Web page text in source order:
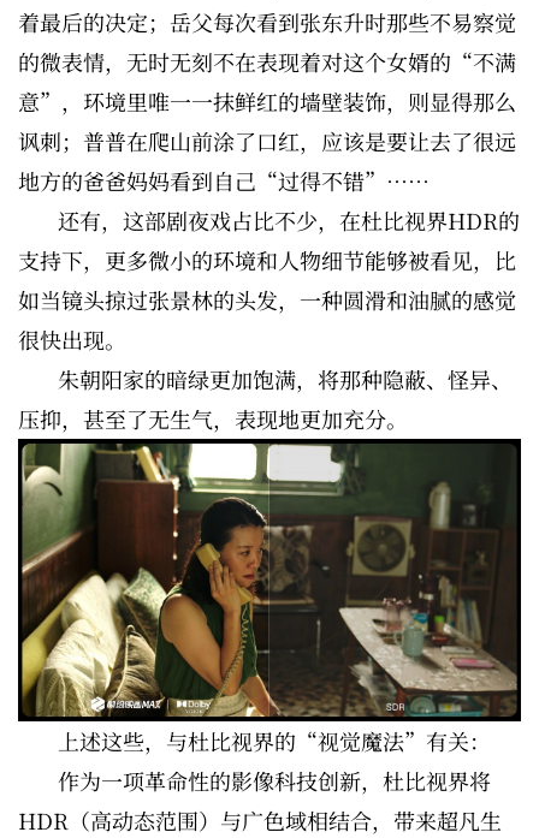
着最后的决定；岳父每次看到张东升时那些不易察觉
的微表情，无时无刻不在表现着对这个女婿的“不满
意”，环境里唯一一抹鲜红的墙壁装饰，则显得那么
讽刺；普普在爬山前涂了口红，应该是要让去了很远
地方的爸爸妈妈看到自己“过得不错”……
还有，这部剧夜戏占比不少，在杜比视界HDR的
支持下，更多微小的环境和人物细节能够被看见，比
如当镜头掠过张景林的头发，一种圆滑和油腻的感觉
很快出现。
朱朝阳家的暗绿更加饱满，将那种隐蔽、怪异、
压抑，甚至了无生气，表现地更加充分。
上述这些，与杜比视界的“视觉魔法”有关：
作为一项革命性的影像科技创新，杜比视界将
HDR（高动态范围）与广色域相结合，带来超凡生